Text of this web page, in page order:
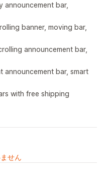
announcement bar,
banner, moving bar,
announcement bar,
announcement bar, smart
with free shipping
せん